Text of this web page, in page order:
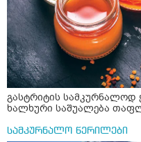
გასტრიტის სამკურნალოდ
ხალხური საშუალება
სამკურნალო წერილები